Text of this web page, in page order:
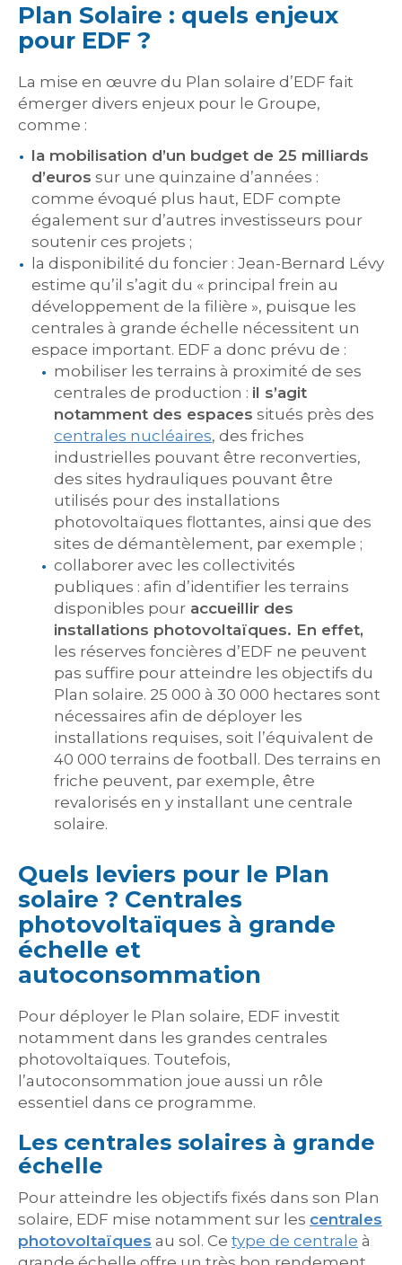
Plan Solaire : quels enjeux
pour EDF ?
La mise en œuvre du Plan solaire d’EDF fait
émerger divers enjeux pour le Groupe,
comme :
la mobilisation d’un budget de 25 milliards
d’euros sur une quinzaine d’années :
comme évoqué plus haut, EDF compte
également sur d’autres investisseurs pour
soutenir ces projets ;
la disponibilité du foncier : Jean-Bernard Lévy
estime qu’il s’agit du « principal frein au
développement de la filière », puisque les
centrales à grande échelle nécessitent un
espace important. EDF a donc prévu de :
mobiliser les terrains à proximité de ses
centrales de production : il s’agit
notamment des espaces situés près des
centrales nucléaires, des friches
industrielles pouvant être reconverties,
des sites hydrauliques pouvant être
utilisés pour des installations
photovoltaïques flottantes, ainsi que des
sites de démantèlement, par exemple ;
collaborer avec les collectivités
publiques : afin d’identifier les terrains
disponibles pour accueillir des
installations photovoltaïques. En effet,
les réserves foncières d’EDF ne peuvent
pas suffire pour atteindre les objectifs du
Plan solaire. 25 000 à 30 000 hectares sont
nécessaires afin de déployer les
installations requises, soit l’équivalent de
40 000 terrains de football. Des terrains en
friche peuvent, par exemple, être
revalorisés en y installant une centrale
solaire.
Quels leviers pour le Plan
solaire ? Centrales
photovoltaïques à grande
échelle et
autoconsommation
Pour déployer le Plan solaire, EDF investit
notamment dans les grandes centrales
photovoltaïques. Toutefois,
l’autoconsommation joue aussi un rôle
essentiel dans ce programme.
Les centrales solaires à grande
échelle
Pour atteindre les objectifs fixés dans son Plan
solaire, EDF mise notamment sur les centrales
photovoltaïques au sol. Ce type de centrale à